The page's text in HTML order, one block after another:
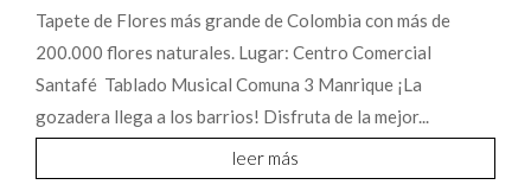
Tapete de Flores más grande de Colombia con más de
200.000 flores naturales. Lugar: Centro Comercial
Santafé Tablado Musical Comuna 3 Manrique ¡La
gozadera llega a los barrios! Disfruta de la mejor...
leer más